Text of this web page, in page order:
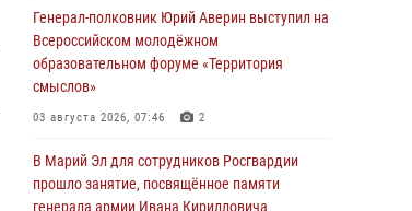
В Марий Эл сотрудники вневедомственной
охраны Росгвардии за прошедший месяц
задержали 19 нарушителей
05 августа 2026, 09:44
прошло занятие, посвящённое памяти
генерала армии Ивана Кирилловича
Генерал-полковник Юрий Аверин выступил на
Всероссийском молодёжном
образовательном форуме «Территория
смыслов»
03 августа 2026, 07:46 2
В Марий Эл для сотрудников Росгвардии
прошло занятие, посвящённое памяти
генерала армии Ивана Кирилловича